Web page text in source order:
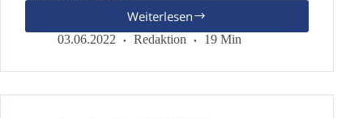
Weiterlesen
Wie
heilt
ein
03.06.2022 Redaktion 19 Min